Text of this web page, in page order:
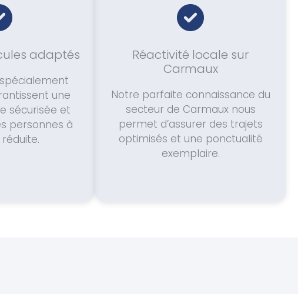
adaptés
une
sécurisée et
personnes à
Réactivité locale sur
Carmaux
Notre parfaite connaissance du
secteur de Carmaux nous
permet d’assurer des trajets
optimisés et une ponctualité
exemplaire.